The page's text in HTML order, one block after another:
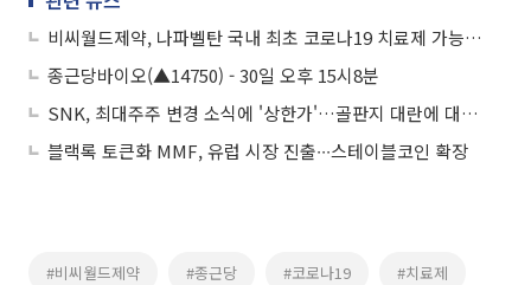
비씨월드제약, 나파벨탄 국내 최초 코로나19 치료제 가능성 확인 소식에 상승세
종근당바이오(▲14750) - 30일 오후 15시8분
SNK, 최대주주 변경 소식에 '상한가'…골판지 대란에 대영포장 '강세'
블랙록 토큰화 MMF, 유럽 시장 진출∙∙∙스테이블코인 확장
#비씨월드제약 #종근당 #코로나19 #치료제